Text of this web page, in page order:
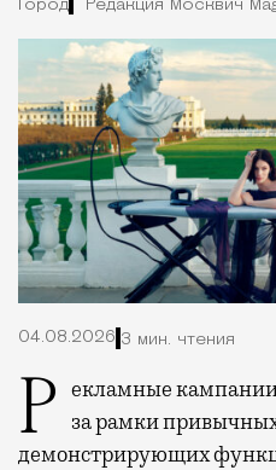
Город Редакция Москвич
04.08.2026 3 мин. чтения
Рекламные кампании техники редко выходят
за рамки
демонстрирующих